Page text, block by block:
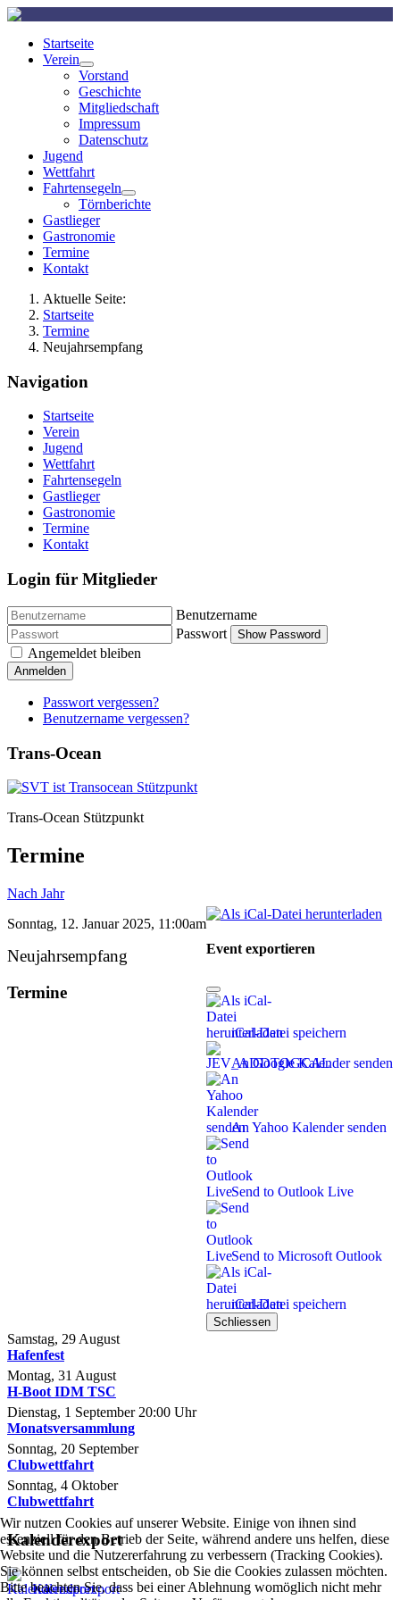
Startseite
Verein
Vorstand
Geschichte
Mitgliedschaft
Impressum
Datenschutz
Jugend
Wettfahrt
Fahrtensegeln
Törnberichte
Gastlieger
Gastronomie
Termine
Kontakt
Aktuelle Seite:
Startseite
Termine
Neujahrsempfang
Navigation
Startseite
Verein
Jugend
Wettfahrt
Fahrtensegeln
Gastlieger
Gastronomie
Termine
Kontakt
Login für Mitglieder
Benutzername
Passwort
Show Password
Angemeldet bleiben
Anmelden
Passwort vergessen?
Benutzername vergessen?
Trans-Ocean
Trans-Ocean Stützpunkt
Termine
Nach Jahr
Event exportieren
iCal-Datei speichern
An Google Kalender senden
An Yahoo Kalender senden
Send to Outlook Live
Send to Microsoft Outlook
iCal-Datei speichern
Schliessen
Sonntag, 12. Januar 2025, 11:00am
Neujahrsempfang
Termine
Samstag, 29 August
Hafenfest
Montag, 31 August
H-Boot IDM TSC
Dienstag, 1 September 20:00 Uhr
Monatsversammlung
Sonntag, 20 September
Clubwettfahrt
Sonntag, 4 Oktober
Clubwettfahrt
Kalenderexport
Kalenderexport
Wir nutzen Cookies auf unserer Website. Einige von ihnen sind
essenziell für den Betrieb der Seite, während andere uns helfen, diese
Website und die Nutzererfahrung zu verbessern (Tracking Cookies).
Sie können selbst entscheiden, ob Sie die Cookies zulassen möchten.
Bitte beachten Sie, dass bei einer Ablehnung womöglich nicht mehr